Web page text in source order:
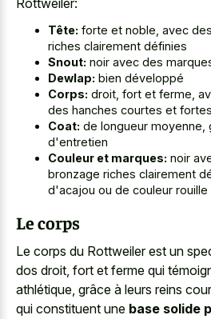
Tête: forte et noble, avec
riches clairement définies
Snout: noir avec des
Dewlap: bien développé
Corps: droit, fort et ferme,
des hanches courtes et fortes
Coat: de longueur moyenne,
d'entretien
Couleur et marques: noir
bronzage riches clairement
d'acajou ou de couleur rouille
Le corps
Le corps du Rottweiler est un
dos droit, fort et ferme qui
athlétique, grâce à leurs reins
qui constituent une base solide